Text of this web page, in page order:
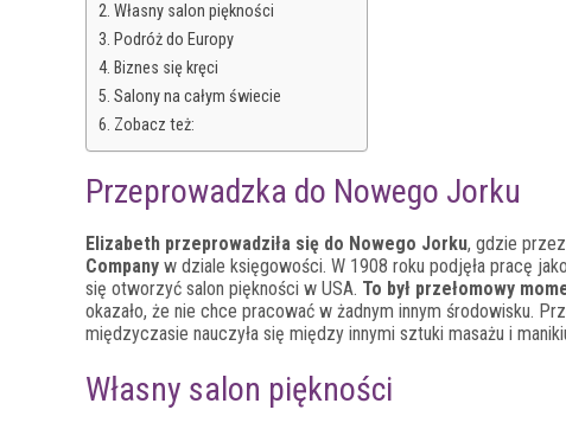
Własny salon piękności
Podróż do Europy
Biznes się kręci
Salony na całym świecie
Zobacz też:
Przeprowadzka do Nowego Jorku
Elizabeth przeprowadziła się do Nowego Jorku, gdzie
Company w dziale księgowości. W 1908 roku podjęła pracę jako
się otworzyć salon piękności w USA. To był przełomowy
okazało, że nie chce pracować w żadnym innym środowisku.
międzyczasie nauczyła się między innymi sztuki masażu i
Własny salon piękności